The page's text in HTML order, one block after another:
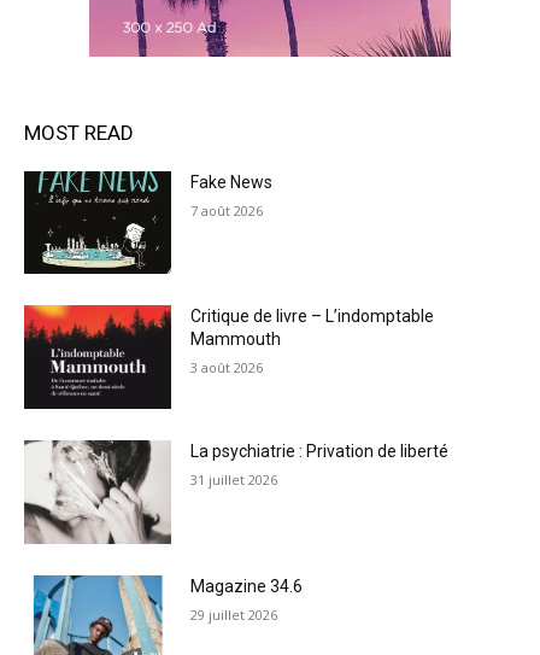
MOST READ
Fake News
7 août 2026
Critique de livre – L’indomptable
Mammouth
3 août 2026
La psychiatrie : Privation de liberté
31 juillet 2026
Magazine 34.6
29 juillet 2026